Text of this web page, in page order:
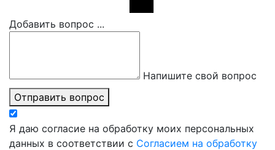
Добавить вопрос ...
Напишите свой вопрос
Отправить вопрос
Я даю согласие на обработку моих персональных
данных в соответствии с Согласием на обработку